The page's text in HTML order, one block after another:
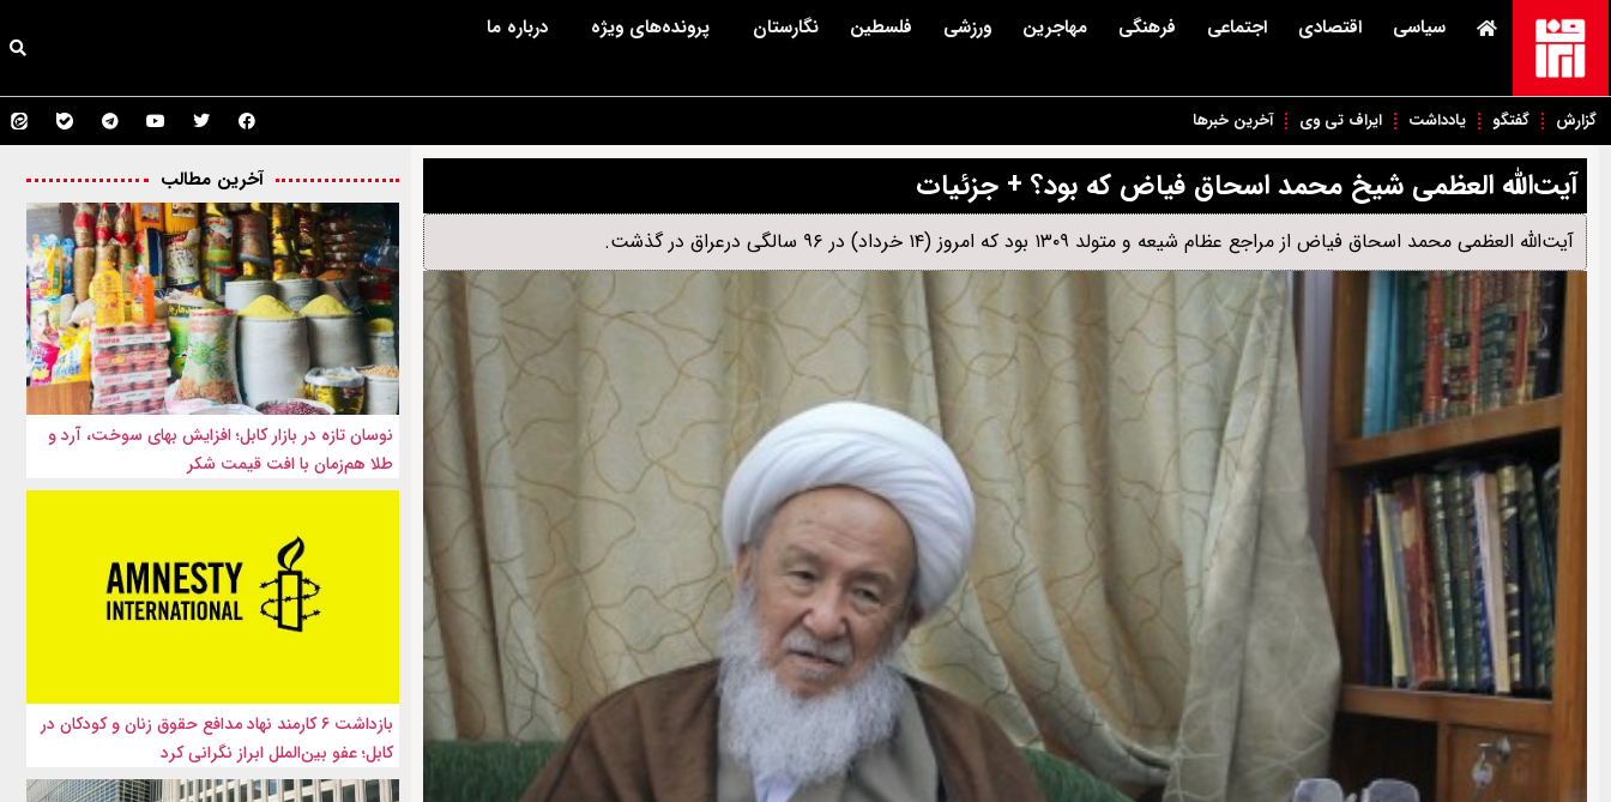
سیاسی اقتصادی اجتماعی فرهنگی مهاجرین ورزشی فلسطین نگارستان پرونده‌های ویژه درباره ما
گزارش گفتگو یادداشت ایراف تی وی آخرین خبرها
آیت‌الله العظمی شیخ محمد اسحاق فیاض که بود؟ + جزئیات
آیت‌الله العظمی محمد اسحاق فیاض از مراجع عظام شیعه و متولد ۱۳۰۹ بود که امروز (۱۴ خرداد) در ۹۶ سالگی درعراق در گذشت.
آخرین مطالب
نوسان تازه در بازار کابل؛ افزایش بهای سوخت، آرد و
طلا هم‌زمان با افت قیمت شکر
بازداشت ۶ کارمند نهاد مدافع حقوق زنان و کودکان در
کابل؛ عفو بین‌الملل ابراز نگرانی کرد